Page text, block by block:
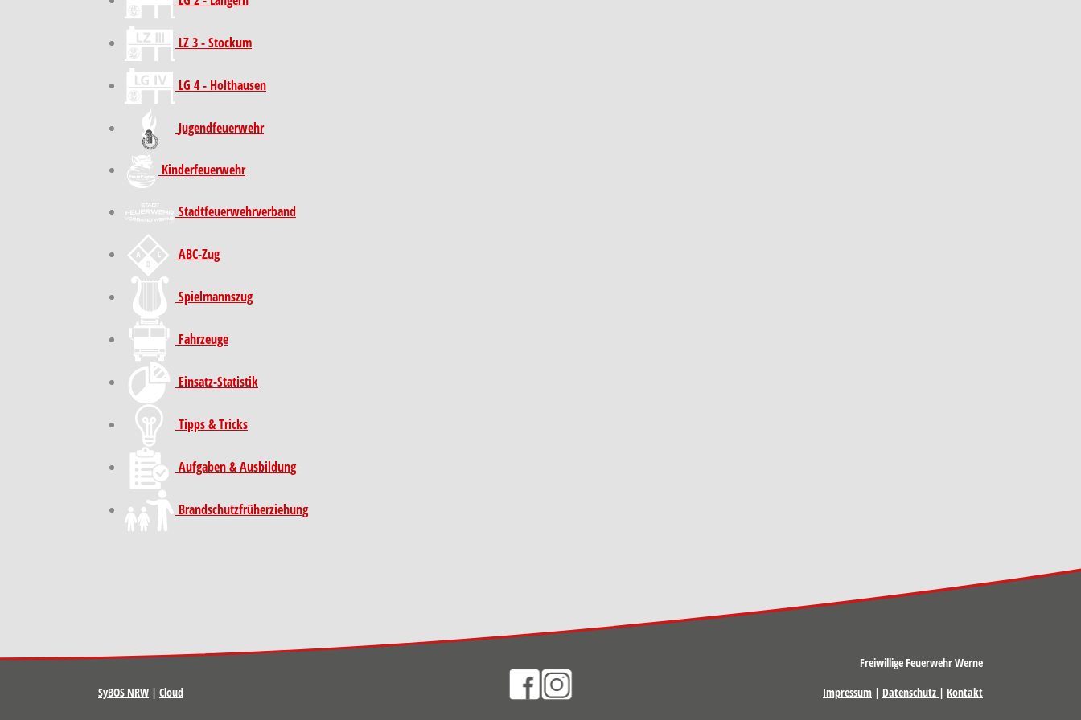
LZ 3 - Stockum
LG 4 - Holthausen
Jugendfeuerwehr
Kinder­feuer­wehr
Stadt­feuer­wehr­verband
ABC-Zug
Spielmannszug
Fahrzeuge
Einsatz-Statistik
Tipps & Tricks
Aufgaben & Ausbildung
Brand­schutz­früh­erziehung
SyBOS NRW | Cloud
Freiwillige Feuerwehr Werne
Impressum | Datenschutz | Kontakt